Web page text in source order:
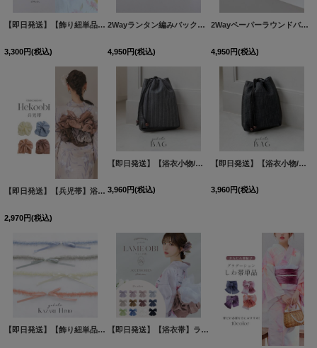
【即日発送】【飾り紐単品】【浴衣小物】上品パールの飾り紐 / 帯飾り [OF04] [HIMO-
3,300円(税込)
2Wayランタン編みバック【3カラー】[OF01] [YB-2419-YN
4,950円(税込)
2Wayペーパーラウンドバッグ【2カラー】[OF01]
4,950円(税込)
【即日発送】【兵児帯】浴衣コーデを華やかにするゴージャスラメ兵児帯 単品販売[OF01]
2,970円(税込)
【即日発送】【浴衣小物/メンズバッグ】縞模様信玄袋【1カラー】[OF04]三上悠亜着用
3,960円(税込)
【即日発送】【浴衣小物/メンズバッグ】絣模様信玄袋【1カラー】[OF04]三上悠亜着用
3,960円(税込)
【即日発送】【飾り紐単品】【浴衣小物】フリル×リボンの飾り紐 / 帯飾り [OF04] [
【即日発送】【浴衣帯】ラメしわ帯単品 / ラメしわ帯 / ラメシワ帯 [OF01]